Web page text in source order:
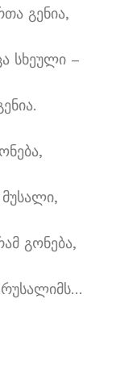
გენია,
სხეული –
.
,
მუსალი,
გონება,
…